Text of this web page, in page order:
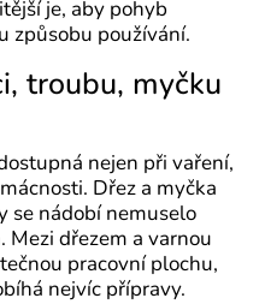
je, aby pohyb
způsobu používání.
troubu, myčku
nejen při vaření,
Dřez a myčka
se nádobí nemuselo
Mezi dřezem a varnou
pracovní plochu,
nejvíc přípravy.